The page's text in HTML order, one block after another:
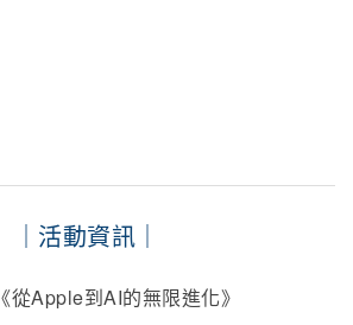
｜活動資訊｜
《從Apple到AI的無限進化》